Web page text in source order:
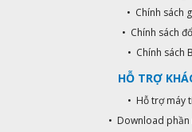
• Chính sách
• Chính sách
• Chính sách
HỖ TRỢ
• Hỗ trợ máy
• Download phần